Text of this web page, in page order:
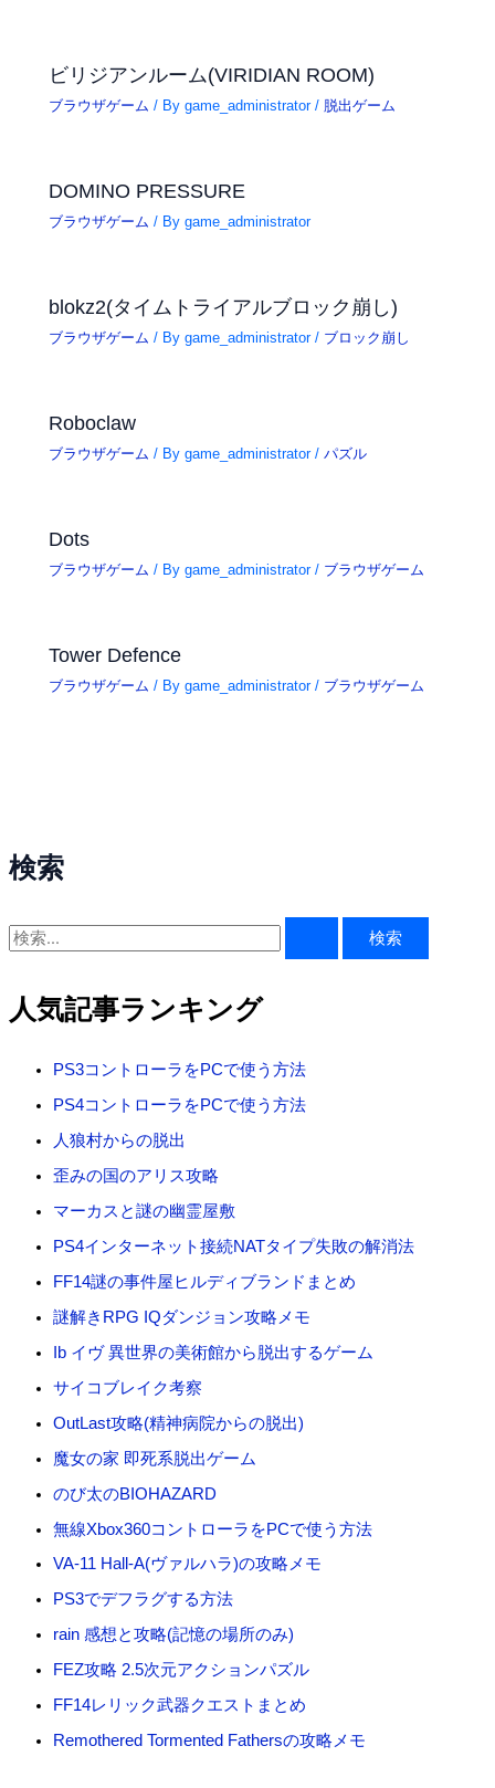
検索
検
対
象
人気記事ランキング
PS3コントローラをPCで使う方法
PS4コントローラをPCで使う方法
人狼村からの脱出
歪みの国のアリス攻略
マーカスと謎の幽霊屋敷
PS4インターネット接続NATタイプ失敗の解消法
FF14謎の事件屋ヒルディブランドまとめ
謎解きRPG IQダンジョン攻略メモ
Ib イヴ 異世界の美術館から脱出するゲーム
サイコブレイク考察
OutLast攻略(精神病院からの脱出)
魔女の家 即死系脱出ゲーム
のび太のBIOHAZARD
無線Xbox360コントローラをPCで使う方法
VA-11 Hall-A(ヴァルハラ)の攻略メモ
PS3でデフラグする方法
rain 感想と攻略(記憶の場所のみ)
FEZ攻略 2.5次元アクションパズル
FF14レリック武器クエストまとめ
Remothered Tormented Fathersの攻略メモ
ビリジアンルーム(VIRIDIAN ROOM)
ブラウザゲーム / Bygame_administrator/ 脱出ゲーム
DOMINO PRESSURE
ブラウザゲーム / Bygame_administrator
blokz2(タイムトライアルブロック崩し)
ブラウザゲーム / Bygame_administrator/ ブロック崩し
Roboclaw
ブラウザゲーム / Bygame_administrator/パズル
Dots
ブラウザゲーム / Bygame_administrator/ ブラウザゲーム
Tower Defence
ブラウザゲーム / Bygame_administrator/ ブラウザゲーム